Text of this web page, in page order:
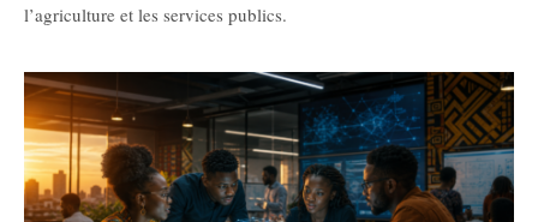
l’agriculture et les services publics.